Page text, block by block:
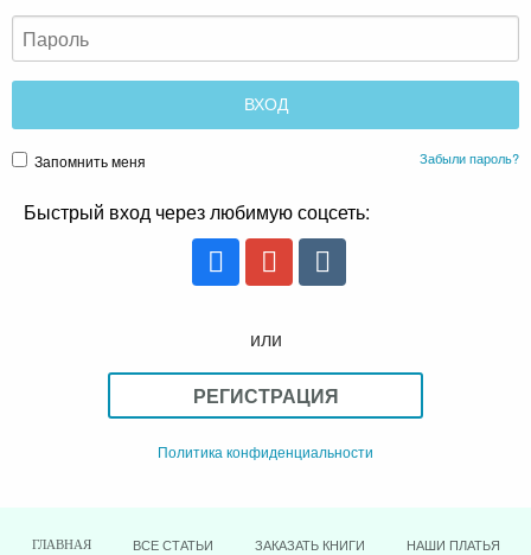
Запомнить меня Забыли пароль?
Быстрый вход через любимую соцсеть:
или
РЕГИСТРАЦИЯ
Политика конфиденциальности
ГЛАВНАЯ ВСЕ СТАТЬИ ЗАКАЗАТЬ КНИГИ НАШИ ПЛАТЬЯ